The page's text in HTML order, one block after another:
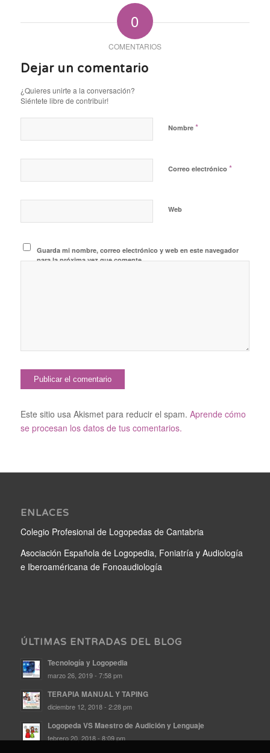
0
COMENTARIOS
Dejar un comentario
¿Quieres unirte a la conversación?
Siéntete libre de contribuir!
Nombre *
Correo electrónico *
Web
Guarda mi nombre, correo electrónico y web en este navegador
para la próxima vez que comente.
Este sitio usa Akismet para reducir el spam. Aprende cómo
se procesan los datos de tus comentarios.
ENLACES
Colegio Profesional de Logopedas de Cantabria
Asociación Española de Logopedia, Foniatría y Audiología
e Iberoaméricana de Fonoaudiología
ÚLTIMAS ENTRADAS DEL BLOG
Tecnología y Logopedia
marzo 26, 2019 - 7:58 pm
TERAPIA MANUAL Y TAPING
diciembre 12, 2018 - 2:28 pm
Logopeda VS Maestro de Audición y Lenguaje
febrero 20, 2018 - 8:09 pm